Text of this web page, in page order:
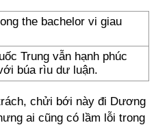
Trung vẫn hạnh phúc
búa rìu dư luận.
chửi bới này đi Dương
ai cũng có lầm lỗi trong